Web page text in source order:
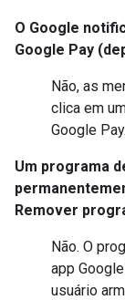
O Google
Google Pay
Não, as
clica em
Google Pay.
Um programa
Remover
Não. O
app
usuário